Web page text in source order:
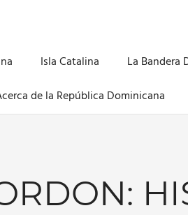
Isla Catalina La Bandera
de la República Dominicana